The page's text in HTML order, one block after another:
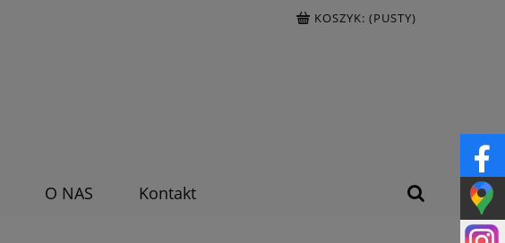
KOSZYK: (PUSTY)
O NAS Kontakt